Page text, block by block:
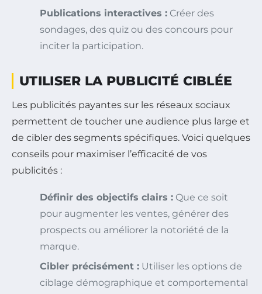
Publications interactives : Créer des
sondages, des quiz ou des concours pour
inciter la participation.
UTILISER LA PUBLICITÉ CIBLÉE
Les publicités payantes sur les réseaux sociaux
permettent de toucher une audience plus large et
de cibler des segments spécifiques. Voici quelques
conseils pour maximiser l’efficacité de vos
publicités :
Définir des objectifs clairs : Que ce soit
pour augmenter les ventes, générer des
prospects ou améliorer la notoriété de la
marque.
Cibler précisément : Utiliser les options de
ciblage démographique et comportemental